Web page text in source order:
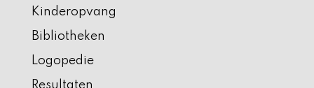
Kinderopvang
Bibliotheken
Logopedie
Resultaten